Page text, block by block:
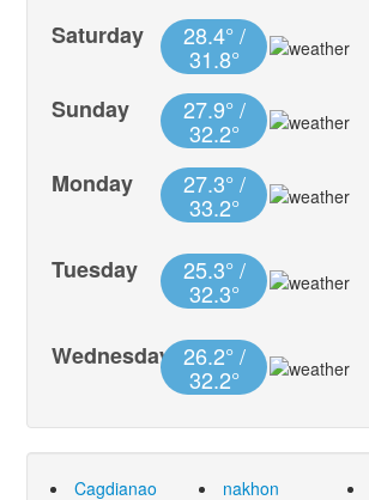
Saturday 28.4° /
31.8°
Sunday 27.9° /
32.2°
Monday 27.3° /
33.2°
Tuesday 25.3° /
32.3°
Wednesday 26.2° /
32.2°
Cagdianao nakhon